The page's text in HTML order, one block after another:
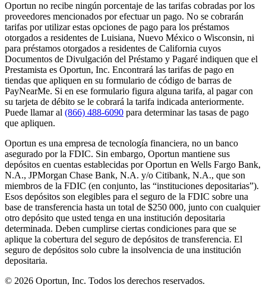
Oportun no recibe ningún porcentaje de las tarifas cobradas por los
proveedores mencionados por efectuar un pago. No se cobrarán
tarifas por utilizar estas opciones de pago para los préstamos
otorgados a residentes de Luisiana, Nuevo México o Wisconsin, ni
para préstamos otorgados a residentes de California cuyos
Documentos de Divulgación del Préstamo y Pagaré indiquen que el
Prestamista es Oportun, Inc. Encontrará las tarifas de pago en
tiendas que apliquen en su formulario de código de barras de
PayNearMe. Si en ese formulario figura alguna tarifa, al pagar con
su tarjeta de débito se le cobrará la tarifa indicada anteriormente.
Puede llamar al (866) 488-6090 para determinar las tasas de pago
que apliquen.
Oportun es una empresa de tecnología financiera, no un banco
asegurado por la FDIC. Sin embargo, Oportun mantiene sus
depósitos en cuentas establecidas por Oportun en Wells Fargo Bank,
N.A., JPMorgan Chase Bank, N.A. y/o Citibank, N.A., que son
miembros de la FDIC (en conjunto, las “instituciones depositarias”).
Esos depósitos son elegibles para el seguro de la FDIC sobre una
base de transferencia hasta un total de $250 000, junto con cualquier
otro depósito que usted tenga en una institución depositaria
determinada. Deben cumplirse ciertas condiciones para que se
aplique la cobertura del seguro de depósitos de transferencia. El
seguro de depósitos solo cubre la insolvencia de una institución
depositaria.
© 2026 Oportun, Inc. Todos los derechos reservados.